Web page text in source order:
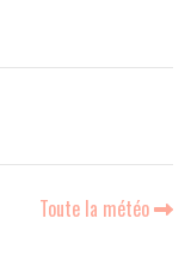
Toute la météo